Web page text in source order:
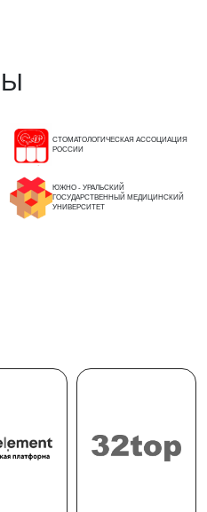
СТОМАТОЛОГИЧЕСКАЯ АССОЦИАЦИЯ
РОССИИ
ЮЖНО - УРАЛЬСКИЙ
ГОСУДАРСТВЕННЫЙ МЕДИЦИНСКИЙ
УНИВЕРСИТЕТ